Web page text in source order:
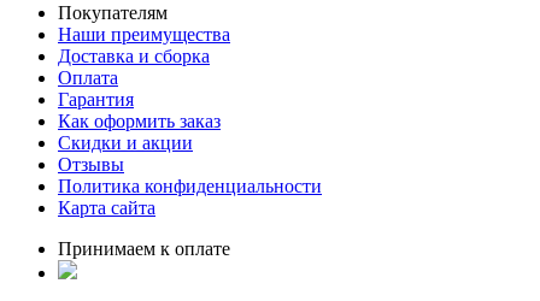
Покупателям
Наши преимущества
Доставка и сборка
Оплата
Гарантия
Как оформить заказ
Скидки и акции
Отзывы
Политика конфиденциальности
Карта сайта
Принимаем к оплате